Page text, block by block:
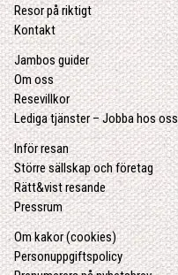
Resor på riktigt
Kontakt
Jambos guider
Om oss
Resevillkor
Lediga tjänster – Jobba hos oss
Inför resan
Större sällskap och företag
Rätt&vist resande
Pressrum
Om kakor (cookies)
Personuppgiftspolicy